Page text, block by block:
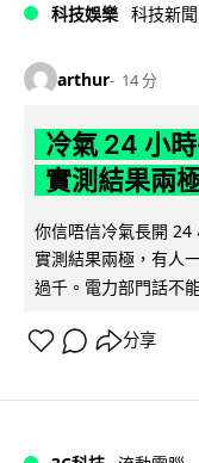
科技娛樂 科技新聞
arthur 14 分
冷氣 24 小
實測結果兩
你信唔信冷氣長開 24
實測結果兩極，有人
過千。電力部門話不
分享